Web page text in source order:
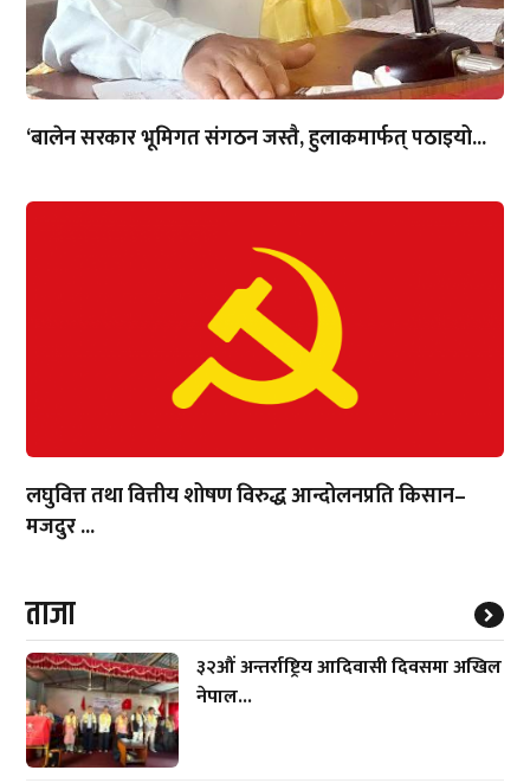
‘बालेन सरकार भूमिगत संगठन जस्तै, हुलाकमार्फत् पठाइयो...
लघुवित्त तथा वित्तीय शोषण विरुद्ध आन्दोलनप्रति किसान–
मजदुर ...
ताजा
३२औं अन्तर्राष्ट्रिय आदिवासी दिवसमा अखिल
नेपाल...